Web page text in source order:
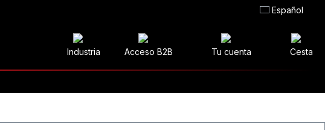
Español
Industria Acceso B2B Tu cuenta Cesta